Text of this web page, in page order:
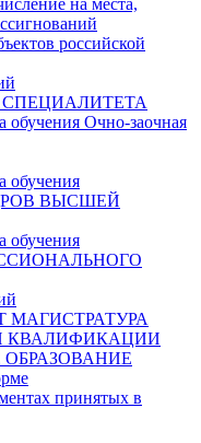
российской
обучения Очно-заочная
обучения
ВЫСШЕЙ
обучения
МАГИСТРАТУРА
КВАЛИФИКАЦИИ
принятых в